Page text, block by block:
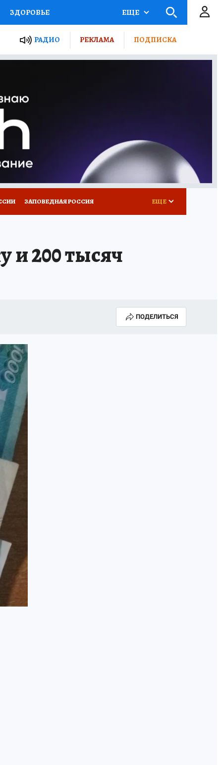
ЗДОРОВЬЕ
РОССИИ
ПУТЕВОДИТЕЛЬ
ПОТРЕБИТЕЛЯ
ЕЩЕ
РАДИО РЕКЛАМА ПОДПИСКА
ЗАПОВЕДНАЯ РОССИЯ ЕЩЕ
200 тысяч
ПОДЕЛИТЬСЯ